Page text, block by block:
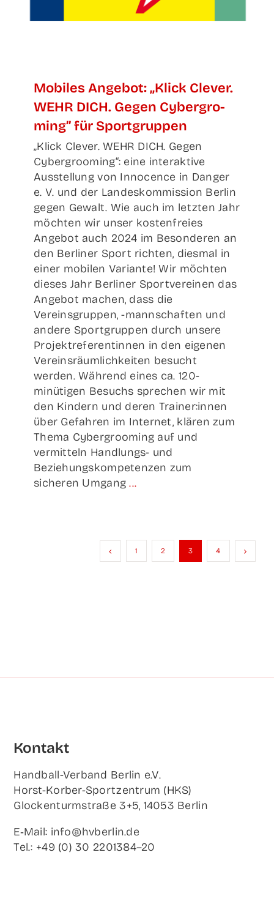
Mobi­les Ange­bot: „Klick Cle­ver.
WEHR DICH. Gegen Cyber­gro­
ming” für Sportgruppen
„Klick Clever. WEHR DICH. Gegen
Cybergrooming“: eine interaktive
Ausstellung von Innocence in Danger
e. V. und der Landeskommission Berlin
gegen Gewalt. Wie auch im letzten Jahr
möchten wir unser kostenfreies
Angebot auch 2024 im Besonderen an
den Berliner Sport richten, diesmal in
einer mobilen Variante! Wir möchten
dieses Jahr Berliner Sportvereinen das
Angebot machen, dass die
Vereinsgruppen, -mannschaften und
andere Sportgruppen durch unsere
Projektreferentinnen in den eigenen
Vereinsräumlichkeiten besucht
werden. Während eines ca. 120-
minütigen Besuchs sprechen wir mit
den Kindern und deren Trainer:innen
über Gefahren im Internet, klären zum
Thema Cybergrooming auf und
vermitteln Handlungs- und
Beziehungskompetenzen zum
sicheren Umgang...
1 2 3 4
Kon­takt
Hand­ball-Ver­band Ber­lin e.V.
Horst-Korb­er-Sport­zen­trum (HKS)
Glo­cken­turm­stra­ße 3+5, 14053 Berlin
E‑Mail: info@hvberlin.de
Tel.: +49 (0) 30 2201384–20